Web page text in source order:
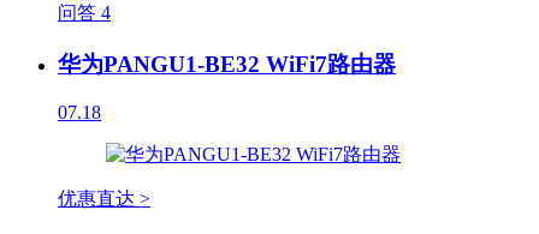
问答 4
华为PANGU1-BE32 WiFi7路由器
07.18
优惠直达 >